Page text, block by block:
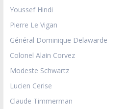
Youssef Hindi
Pierre Le Vigan
Général Dominique Delawarde
Colonel Alain Corvez
Modeste Schwartz
Lucien Cerise
Claude Timmerman